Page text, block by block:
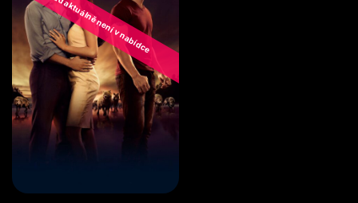
Pořad aktuálně není v nabídce